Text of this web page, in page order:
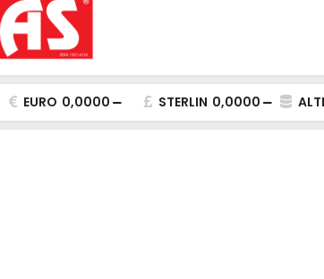
EURO 0,0000 STERLIN 0,0000